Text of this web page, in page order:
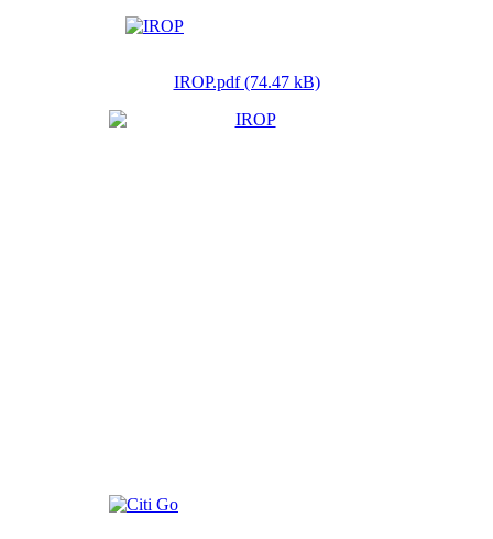
IROP.pdf (74.47 kB)